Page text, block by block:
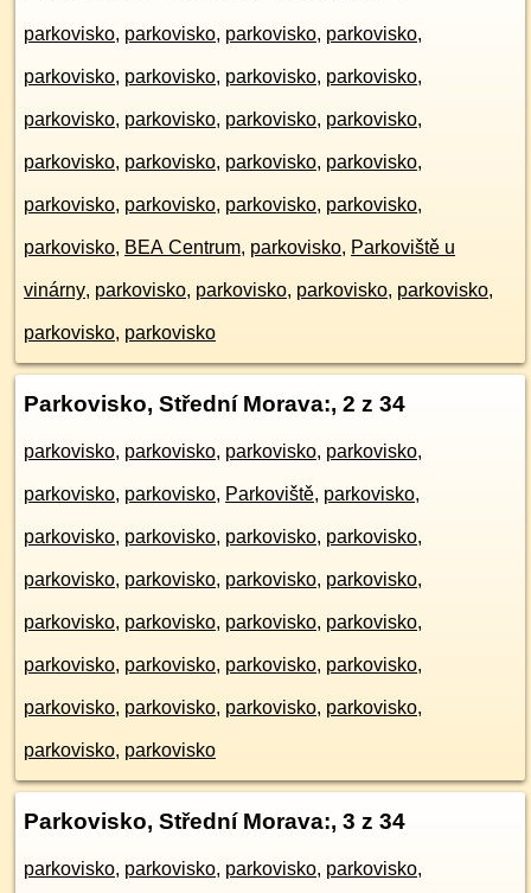
parkovisko, parkovisko, parkovisko, parkovisko,
parkovisko, parkovisko, parkovisko, parkovisko,
parkovisko, parkovisko, parkovisko, parkovisko,
parkovisko, parkovisko, parkovisko, parkovisko,
parkovisko, parkovisko, parkovisko, parkovisko,
parkovisko, BEA Centrum, parkovisko, Parkoviště u
vinárny, parkovisko, parkovisko, parkovisko, parkovisko,
parkovisko, parkovisko
Parkovisko, Střední Morava:, 2 z 34
parkovisko, parkovisko, parkovisko, parkovisko,
parkovisko, parkovisko, Parkoviště, parkovisko,
parkovisko, parkovisko, parkovisko, parkovisko,
parkovisko, parkovisko, parkovisko, parkovisko,
parkovisko, parkovisko, parkovisko, parkovisko,
parkovisko, parkovisko, parkovisko, parkovisko,
parkovisko, parkovisko, parkovisko, parkovisko,
parkovisko, parkovisko
Parkovisko, Střední Morava:, 3 z 34
parkovisko, parkovisko, parkovisko, parkovisko,